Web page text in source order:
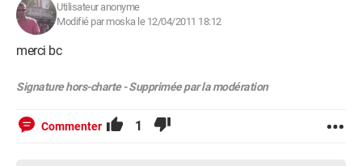
Utilisateur anonyme
Modifié par moska le 12/04/2011 18:12
merci bc
Signature hors-charte - Supprimée par la modération
Commenter 1